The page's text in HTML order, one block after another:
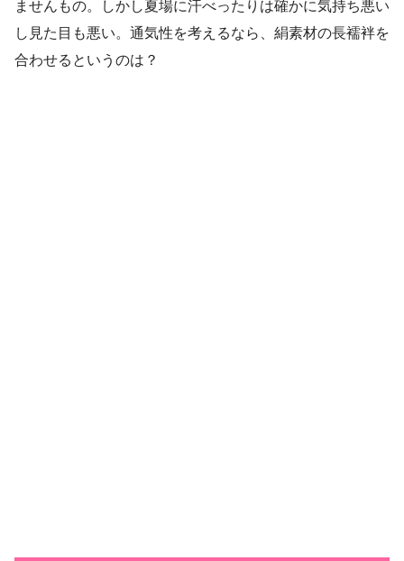
ませんもの。しかし夏場に汗べったりは確かに気持ち悪い
し見た目も悪い。通気性を考えるなら、絹素材の長襦袢を
合わせるというのは？